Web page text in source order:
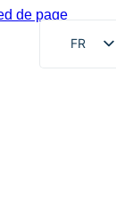
de page
FR
EN